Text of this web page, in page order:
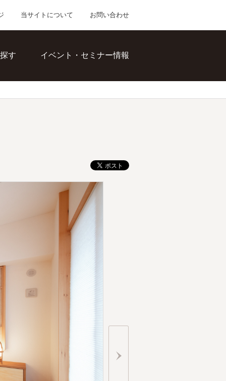
当サイトについて お問い合わせ
す イベント・セミナー情報